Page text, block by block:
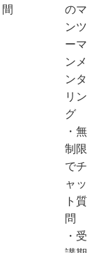
間
のマ
ンツ
ーマ
ンメ
ンタ
リン
グ
・無
制限
でチ
ャッ
ト質
問
・受